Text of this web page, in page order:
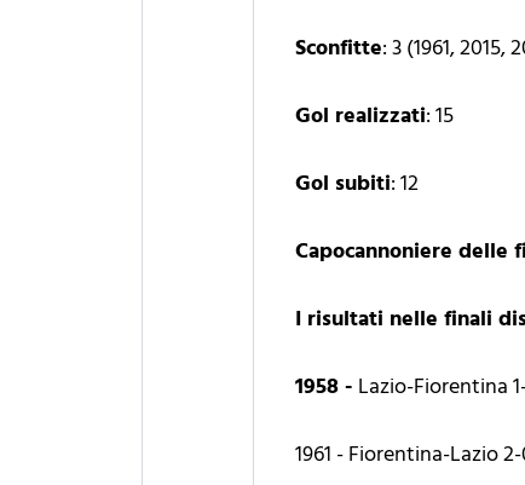
Sconfitte: 3 (1961, 2015,
Gol realizzati: 15
Gol subiti: 12
Capocannoniere delle
I risultati nelle finali
1958 - Lazio-Fiorentina
1961 - Fiorentina-Lazio